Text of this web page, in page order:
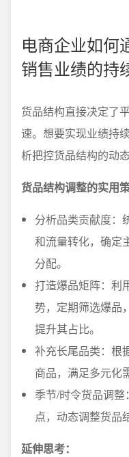
电商企业如何
销售业绩的持
货品结构直接决定了
速。想要实现业绩持
析把控货品结构的动
货品结构调整的实用策
分析品类贡献度：
和流量转化，确定
分配。
打造爆品矩阵：利
势，定期筛选爆品
提升其占比。
补充长尾品类：根
商品，满足多元化
季节/时令货品调
点，动态调整货品
延伸思考：